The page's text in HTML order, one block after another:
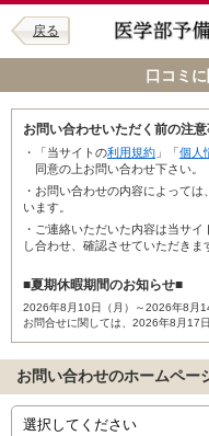
戻る
口コミ
お問い合わせいただく前の注
・「当サイトの利用規約 」「個人
同意の上お問い合わせ下さい。
・お問い合わせの内容によって
います。
・ご連絡いただいた内容は当サイ
し合わせ、確認させていただきま
■夏期休暇期間のお知らせ■
2026年8月10日（月）～2026年8月
お問合せに関しては、2026年8月17
お問い合わせのホームペー